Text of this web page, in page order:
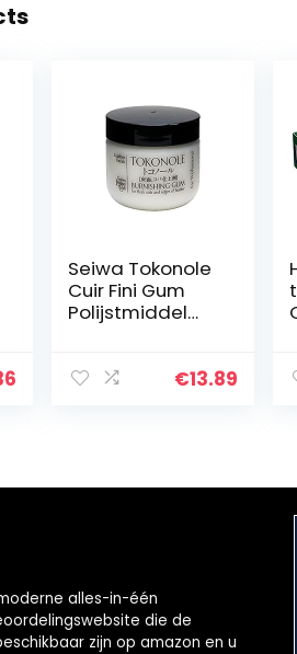
Seiwa Tokonole
Cuir Fini Gum
Polijstmiddel
€13.89
alles-in-één
die de
zijn op amazon en u